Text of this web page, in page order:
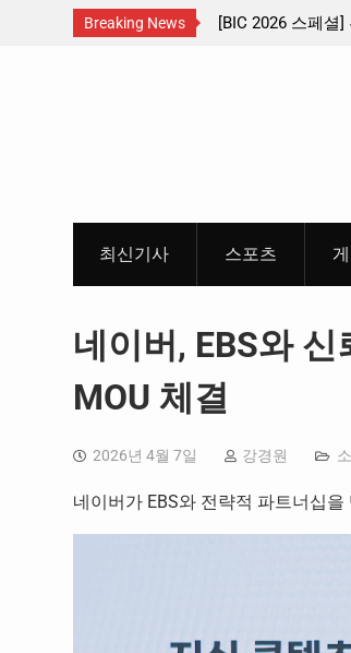
Breaking News
넥트페스티벌 출품 인디
판타지 케이팝 애
최신기사 스포츠
네이버, EBS와
MOU 체결
2026년 4월 7일 강경원
네이버가 EBS와 전략적 파트너십